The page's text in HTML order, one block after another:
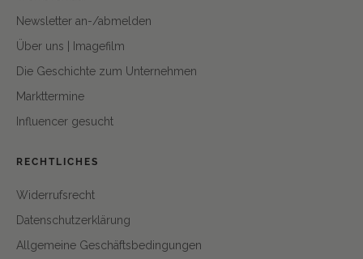
Newsletter an-/abmelden
Über uns | Imagefilm
Die Geschichte zum Unternehmen
Markttermine
Influencer gesucht
RECHTLICHES
Widerrufsrecht
Datenschutzerklärung
Allgemeine Geschäftsbedingungen